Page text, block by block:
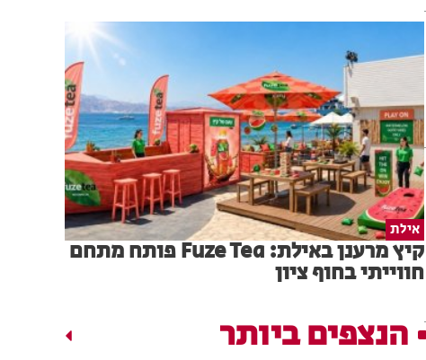
אילת
קיץ מרענן באילת: Fuze Tea פותח מתחם
חווייתי בחוף ציון
הנצפים ביותר